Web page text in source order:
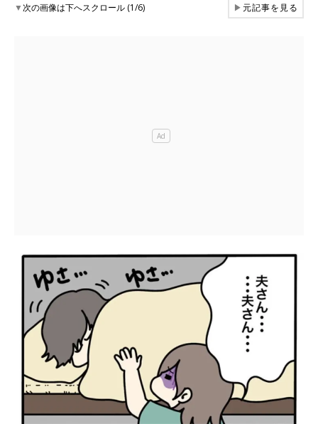
▼次の画像は下へスクロール (1/6) ▶元記事を見る